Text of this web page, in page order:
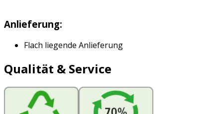
Anlieferung:
Flach liegende Anlieferung
Qualität & Service